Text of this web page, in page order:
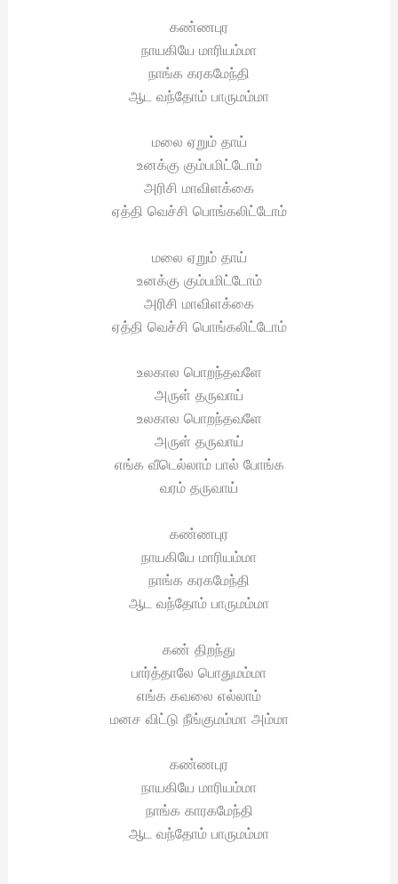
கண்ணபுர
நாயகியே மாரியம்மா
நாங்க கரகமேந்தி
ஆட வந்தோம் பாருமம்மா
மலை ஏறும் தாய்
உனக்கு கும்பமிட்டோம்
அரிசி மாவிளக்கை
ஏத்தி வெச்சி பொங்கலிட்டோம்
மலை ஏறும் தாய்
உனக்கு கும்பமிட்டோம்
அரிசி மாவிளக்கை
ஏத்தி வெச்சி பொங்கலிட்டோம்
உலகால பொறந்தவளே
அருள் தருவாய்
உலகால பொறந்தவளே
அருள் தருவாய்
எங்க வீடெல்லாம் பால் போங்க
வரம் தருவாய்
கண்ணபுர
நாயகியே மாரியம்மா
நாங்க கரகமேந்தி
ஆட வந்தோம் பாருமம்மா
கண் திறந்து
பார்த்தாலே பொதுமம்மா
எங்க கவலை எல்லாம்
மனச விட்டு நீங்குமம்மா அம்மா
கண்ணபுர
நாயகியே மாரியம்மா
நாங்க காரகமேந்தி
ஆட வந்தோம் பாருமம்மா